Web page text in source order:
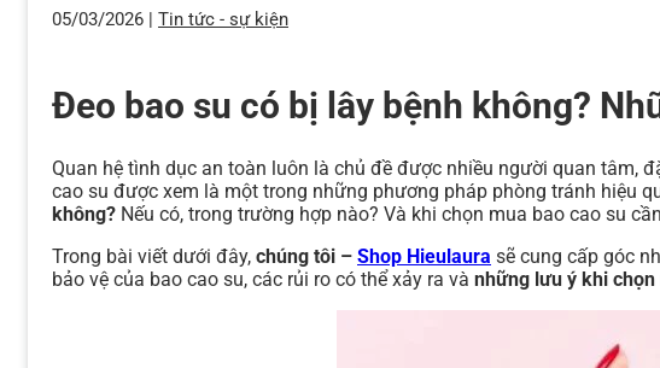
05/03/2026 | Tin tức - sự kiện
Đeo bao su có bị lây bệnh không?
Quan hệ tình dục an toàn luôn là chủ đề được nhiều người quan tâm,
cao su được xem là một trong những phương pháp phòng tránh hiệu
không? Nếu có, trong trường hợp nào? Và khi chọn mua bao cao su
Trong bài viết dưới đây, chúng tôi – Shop Hieulaura sẽ cung cấp góc
bảo vệ của bao cao su, các rủi ro có thể xảy ra và những lưu ý khi